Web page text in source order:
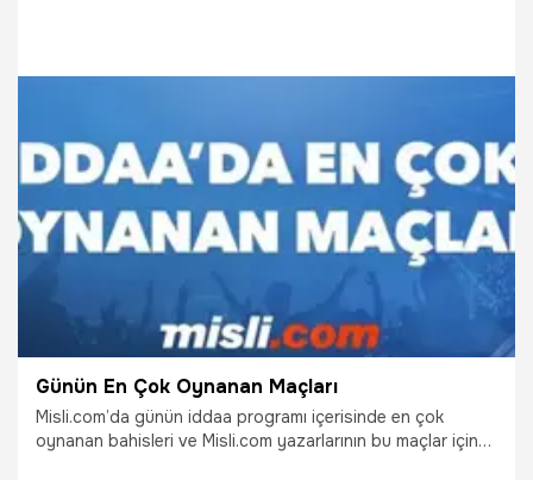
Horta'yla öne geçti. Kore ise 27'de Young-Gwon Kim'le
Uruguay yıkıldı!
2.12.2022 Şampiy10
Günün En Çok Oynanan Maçları
Misli.com’da günün iddaa programı içerisinde en çok
oynanan bahisleri ve Misli.com yazarlarının bu maçlar için